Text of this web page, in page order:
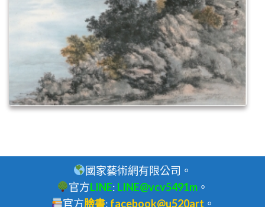
國家藝術網有限公司。
官方LINE: LINE@vcv5491m 。
官方臉書: facebook@u520art 。